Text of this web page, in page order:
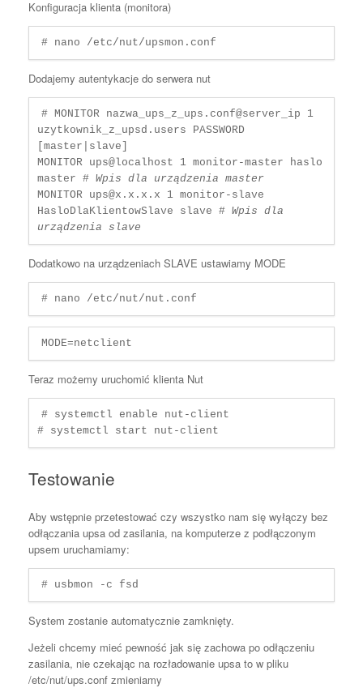
Konfiguracja klienta (monitora)
# nano /etc/nut/upsmon.conf
Dodajemy autentykacje do serwera nut
# MONITOR nazwa_ups_z_ups.conf@server_ip 1
uzytkownik_z_upsd.users PASSWORD
[master|slave]
MONITOR ups@localhost 1 monitor-master haslo
master # Wpis dla urządzenia master
MONITOR ups@x.x.x.x 1 monitor-slave
HasloDlaKlientowSlave slave # Wpis dla
urządzenia slave
Dodatkowo na urządzeniach SLAVE ustawiamy MODE
# nano /etc/nut/nut.conf
MODE=netclient
Teraz możemy uruchomić klienta Nut
# systemctl enable nut-client
# systemctl start nut-client
Testowanie
Aby wstępnie przetestować czy wszystko nam się wyłączy bez
odłączania upsa od zasilania, na komputerze z podłączonym
upsem uruchamiamy:
# usbmon -c fsd
System zostanie automatycznie zamknięty.
Jeżeli chcemy mieć pewność jak się zachowa po odłączeniu
zasilania, nie czekając na rozładowanie upsa to w pliku
/etc/nut/ups.conf zmieniamy